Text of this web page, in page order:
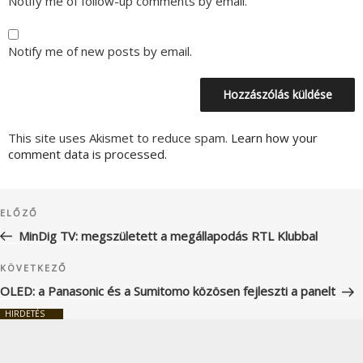
Notify me of new posts by email.
This site uses Akismet to reduce spam. Learn how your
comment data is processed.
navigáció
Korábbi
bejegyzés
ELŐZŐ
MinDig TV: megszületett a megállapodás RTL Klubbal
Következő
bejegyzés
KÖVETKEZŐ
OLED: a Panasonic és a Sumitomo közösen fejleszti a panelt
HIRDETÉS